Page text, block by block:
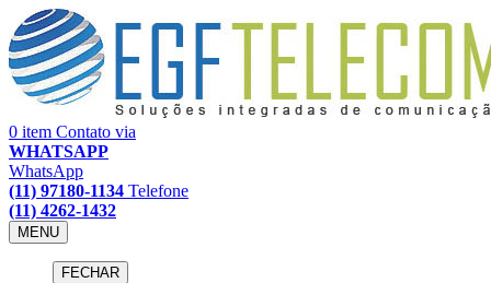
0 item Contato via
WHATSAPP
WhatsApp
(11) 97180-1134 Telefone
(11) 4262-1432
MENU
FECHAR